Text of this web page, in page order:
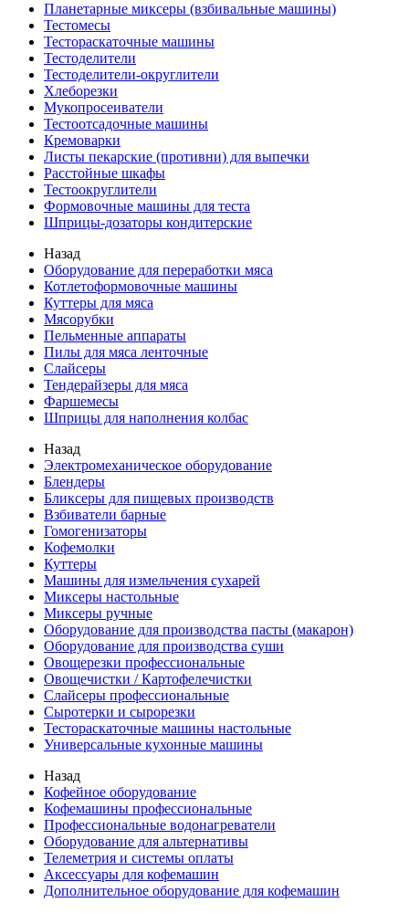
Планетарные миксеры (взбивальные машины)
Тестомесы
Тестораскаточные машины
Тестоделители
Тестоделители-округлители
Хлеборезки
Мукопросеиватели
Тестоотсадочные машины
Кремоварки
Листы пекарские (противни) для выпечки
Расстойные шкафы
Тестоокруглители
Формовочные машины для теста
Шприцы-дозаторы кондитерские
Назад
Оборудование для переработки мяса
Котлетоформовочные машины
Куттеры для мяса
Мясорубки
Пельменные аппараты
Пилы для мяса ленточные
Слайсеры
Тендерайзеры для мяса
Фаршемесы
Шприцы для наполнения колбас
Назад
Электромеханическое оборудование
Блендеры
Бликсеры для пищевых производств
Взбиватели барные
Гомогенизаторы
Кофемолки
Куттеры
Машины для измельчения сухарей
Миксеры настольные
Миксеры ручные
Оборудование для производства пасты (макарон)
Оборудование для производства суши
Овощерезки профессиональные
Овощечистки / Картофелечистки
Слайсеры профессиональные
Сыротерки и сырорезки
Тестораскаточные машины настольные
Универсальные кухонные машины
Назад
Кофейное оборудование
Кофемашины профессиональные
Профессиональные водонагреватели
Оборудование для альтернативы
Телеметрия и системы оплаты
Аксессуары для кофемашин
Дополнительное оборудование для кофемашин